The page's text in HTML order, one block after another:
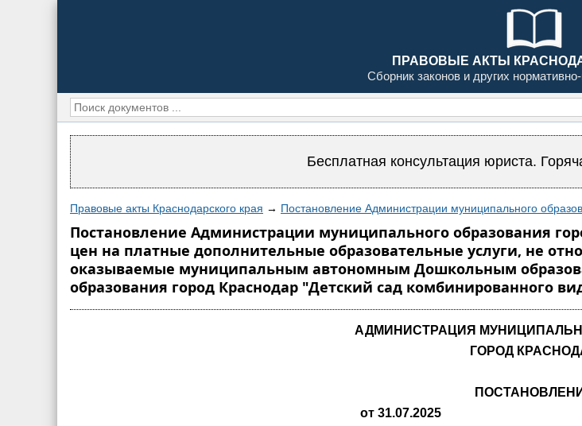
ПРАВОВЫЕ АКТЫ
Сборник законов и других
Бесплатная консультация юриста.
Правовые акты Краснодарского края → Постановление Администрации муниципального
Постановление Администрации муниципального образования
цен на платные дополнительные образовательные услуги, не
оказываемые муниципальным автономным Дошкольным
образования город Краснодар "Детский сад комбинированного
АДМИНИСТРАЦИЯ
ГОРОД
от